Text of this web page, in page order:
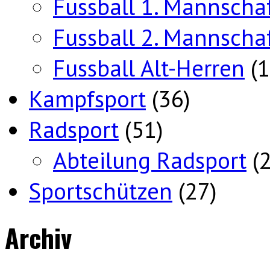
Fussball 1.
Fussball 2.
Fussball Alt-Herren
Kampfsport (36)
Radsport (51)
Abteilung Radsport
Sportschützen (27)
Archiv